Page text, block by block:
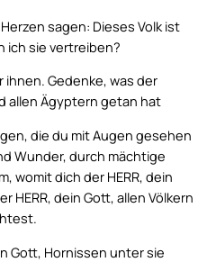
sagen: Dieses Volk ist
ich sie vertreiben?
Gedenke, was der
allen Ägyptern getan hat
die du mit Augen gesehen
Wunder, durch mächtige
womit dich der HERR, dein
HERR, dein Gott, allen Völkern
Gott, Hornissen unter sie